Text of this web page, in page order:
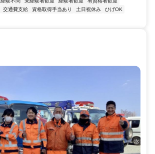
交通費支給 資格取得手当あり 土日祝休み
ひげOK